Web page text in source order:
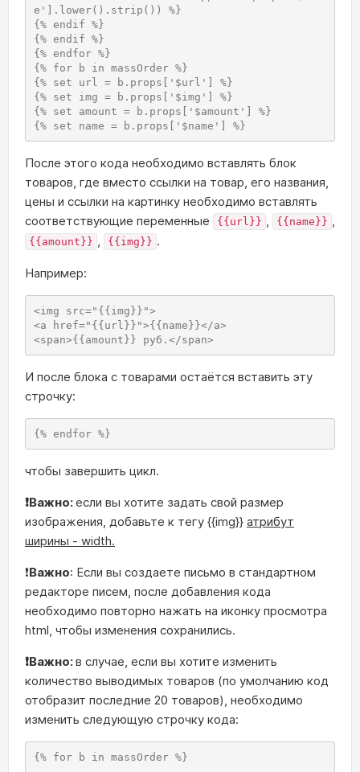
e'].lower().strip()) %}
{% endif %}
{% endif %}
{% endfor %}
{% for b in massOrder %}
{% set url = b.props['$url'] %}
{% set img = b.props['$img'] %}
{% set amount = b.props['$amount'] %}
{% set name = b.props['$name'] %}
После этого кода необходимо вставлять блок
товаров, где вместо ссылки на товар, его названия,
цены и ссылки на картинку необходимо вставлять
соответствующие переменные
{{url}} , {{name}} ,
{{amount}} , {{img}} .
Например:
<img src="{{img}}">
<a href="{{url}}">{{name}}</a>
<span>{{amount}} руб.</span>
И после блока с товарами остаётся вставить эту
строчку:
{% endfor %}
чтобы завершить цикл.
❗Важно:если вы хотите задать свой размер
изображения, добавьте к тегу {{img}} атрибут
ширины - width.
❗Важно: Если вы создаете письмо в стандартном
редакторе писем, после добавления кода
необходимо повторно нажать на иконку просмотра
html, чтобы изменения сохранились.
❗Важно:в случае, если вы хотите изменить
количество выводимых товаров (по умолчанию код
отобразит последние 20 товаров), необходимо
изменить следующую строчку кода:
{% for b in massOrder %}